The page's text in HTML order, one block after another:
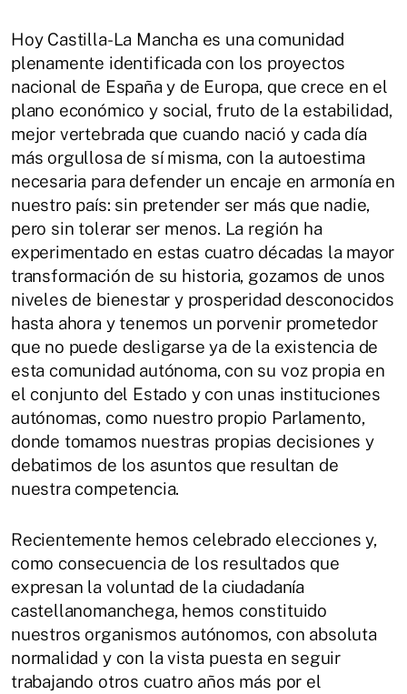
Hoy Castilla-La Mancha es una comunidad
plenamente identificada con los proyectos
nacional de España y de Europa, que crece en el
plano económico y social, fruto de la estabilidad,
mejor vertebrada que cuando nació y cada día
más orgullosa de sí misma, con la autoestima
necesaria para defender un encaje en armonía en
nuestro país: sin pretender ser más que nadie,
pero sin tolerar ser menos. La región ha
experimentado en estas cuatro décadas la mayor
transformación de su historia, gozamos de unos
niveles de bienestar y prosperidad desconocidos
hasta ahora y tenemos un porvenir prometedor
que no puede desligarse ya de la existencia de
esta comunidad autónoma, con su voz propia en
el conjunto del Estado y con unas instituciones
autónomas, como nuestro propio Parlamento,
donde tomamos nuestras propias decisiones y
debatimos de los asuntos que resultan de
nuestra competencia.
Recientemente hemos celebrado elecciones y,
como consecuencia de los resultados que
expresan la voluntad de la ciudadanía
castellanomanchega, hemos constituido
nuestros organismos autónomos, con absoluta
normalidad y con la vista puesta en seguir
trabajando otros cuatro años más por el